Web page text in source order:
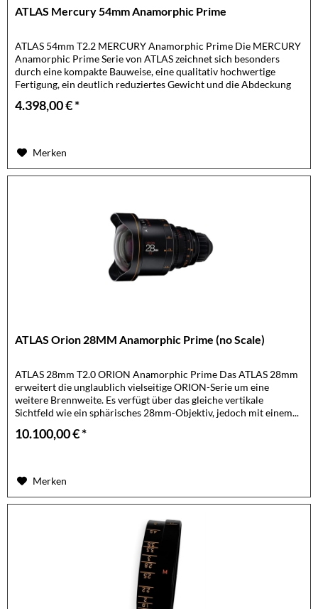
ATLAS Mercury 54mm Anamorphic Prime
ATLAS 54mm T2.2 MERCURY Anamorphic Prime Die MERCURY
Anamorphic Prime Serie von ATLAS zeichnet sich besonders
durch eine kompakte Bauweise, eine qualitativ hochwertige
Fertigung, ein deutlich reduziertes Gewicht und die Abdeckung
4.398,00 € *
Merken
ATLAS Orion 28MM Anamorphic Prime (no Scale)
ATLAS 28mm T2.0 ORION Anamorphic Prime Das ATLAS 28mm
erweitert die unglaublich vielseitige ORION-Serie um eine
weitere Brennweite. Es verfügt über das gleiche vertikale
Sichtfeld wie ein sphärisches 28mm-Objektiv, jedoch mit einem...
10.100,00 € *
Merken